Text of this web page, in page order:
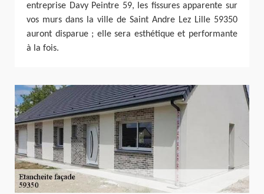
entreprise Davy Peintre 59, les fissures apparente sur
vos murs dans la ville de Saint Andre Lez Lille 59350
auront disparue ; elle sera esthétique et performante
à la fois.